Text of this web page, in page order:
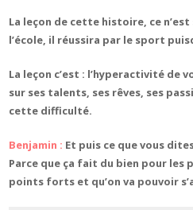
La leçon de cette histoire, ce
l’école, il réussira par le sport
La leçon c’est : l’hyperactivité
sur ses talents, ses rêves, ses
cette difficulté.
Benjamin : Et puis ce que vous
Parce que ça fait du bien pour les
points forts et qu’on va pouvoir